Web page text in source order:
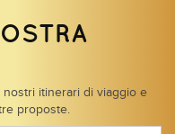
itinerari di viaggio e
proposte.